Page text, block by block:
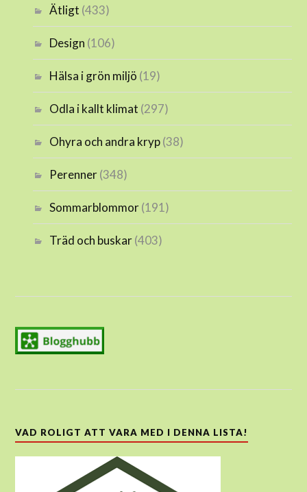
Ätligt (433)
Design (106)
Hälsa i grön miljö (19)
Odla i kallt klimat (297)
Ohyra och andra kryp(38)
Perenner(348)
Sommarblommor(191)
Träd och buskar(403)
VAD ROLIGT ATT VARA MED I DENNA LISTA!